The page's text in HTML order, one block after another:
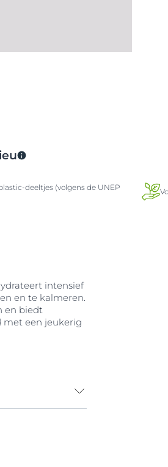
deeltjes (volgens de UNEP
intensief
en te kalmeren.
en biedt
met een jeukerig